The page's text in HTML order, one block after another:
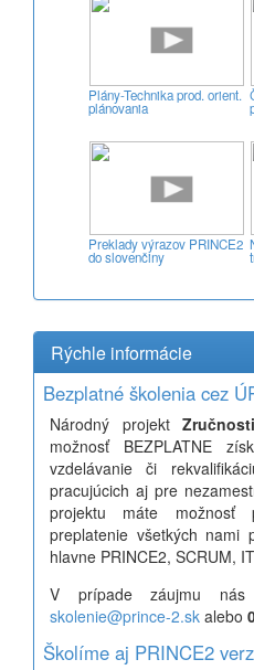
Plány-Technika prod. orient.
plánovania
Preklady výrazov PRINCE2
do slovenčiny
Rýchle informácie
Bezplatné školenia cez
Národný projekt
možnosť BEZPLATNE
vzdelávanie či
pracujúcich aj pre
projektu máte
preplatenie všetkých nami
hlavne PRINCE2, SCRUM,
V prípade záujmu nás
skolenie@prince-2.sk alebo
Školíme aj PRINCE2